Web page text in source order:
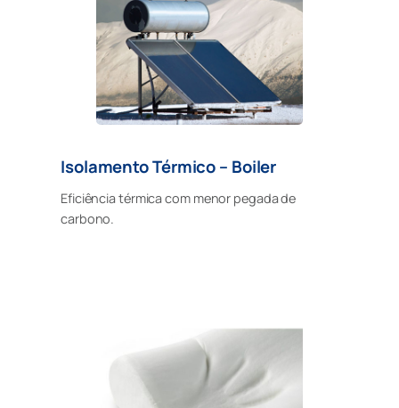
Isolamento Térmico – Boiler
Eficiência térmica com menor pegada de
carbono.